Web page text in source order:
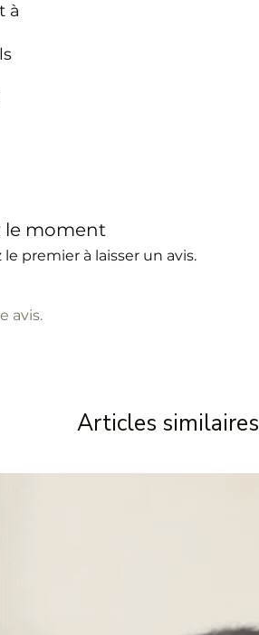
à
le moment
premier à laisser un avis.
avis.
Articles similaires